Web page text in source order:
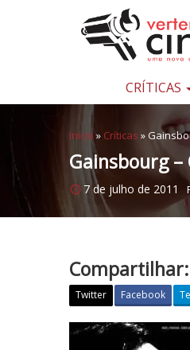
Pular para o conteúdo
Uma
sobre
sétima
arte
CRÍTICAS
Início » Críticas »
Gainsbourg –
7 de julho de 2011
Compartilhar:
Twitter Facebook
G